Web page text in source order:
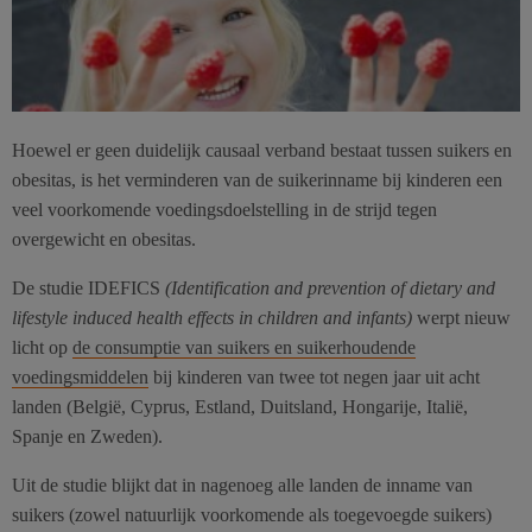
Hoewel er geen duidelijk causaal verband bestaat tussen suikers en
obesitas, is het verminderen van de suikerinname bij kinderen een
veel voorkomende voedingsdoelstelling in de strijd tegen
overgewicht en obesitas.
De studie IDEFICS (Identification and prevention of dietary and
lifestyle induced health effects in children and infants) werpt nieuw
licht op de consumptie van suikers en suikerhoudende
voedingsmiddelen bij kinderen van twee tot negen jaar uit acht
landen (België, Cyprus, Estland, Duitsland, Hongarije, Italië,
Spanje en Zweden).
Uit de studie blijkt dat in nagenoeg alle landen de inname van
suikers (zowel natuurlijk voorkomende als toegevoegde suikers)